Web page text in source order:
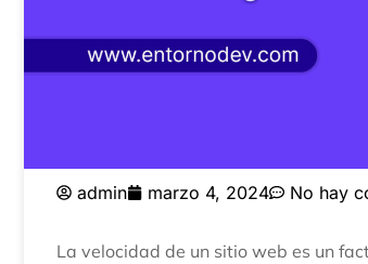
admin marzo 4, 2024 No hay
La velocidad de un sitio web es un